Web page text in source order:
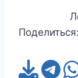
Поделиться: